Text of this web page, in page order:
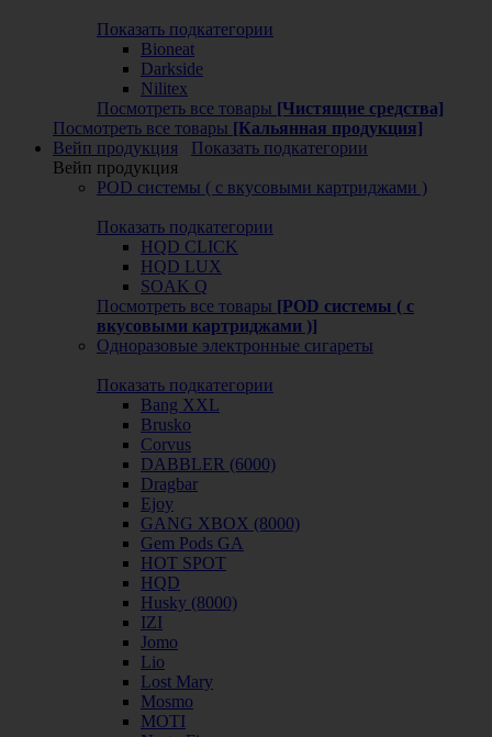
Показать подкатегории
Bioneat
Darkside
Nilitex
Посмотреть все товары [Чистящие средства]
Посмотреть все товары [Кальянная продукция]
Вейп продукция
Показать подкатегории
Вейп продукция
POD системы ( с вкусовыми картриджами )
Показать подкатегории
HQD CLICK
HQD LUX
SOAK Q
Посмотреть все товары [POD системы ( с
вкусовыми картриджами )]
Одноразовые электронные сигареты
Показать подкатегории
Bang XXL
Brusko
Corvus
DABBLER (6000)
Dragbar
Ejoy
GANG XBOX (8000)
Gem Pods GA
HOT SPOT
HQD
Husky (8000)
IZI
Jomo
Lio
Lost Mary
Mosmo
MOTI